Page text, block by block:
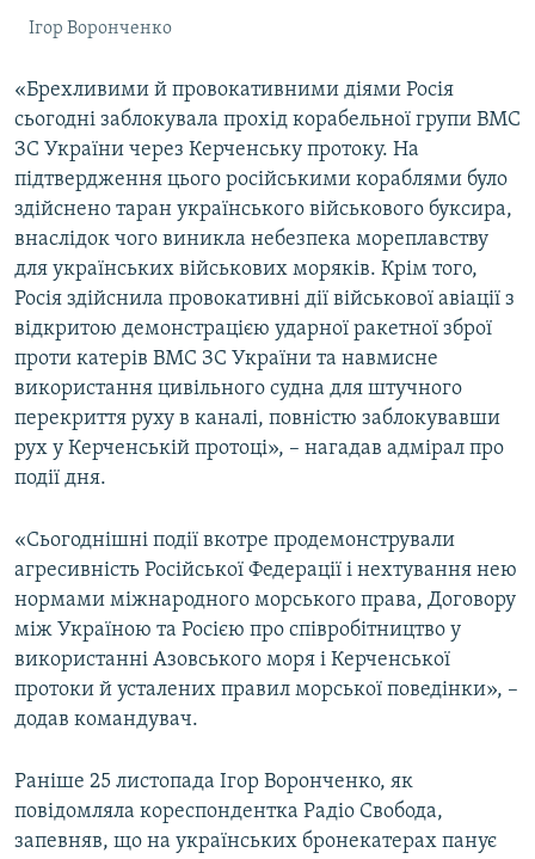
Ігор Воронченко
«Брехливими й провокативними діями Росія
сьогодні заблокувала прохід корабельної групи ВМС
ЗС України через Керченську протоку. На
підтвердження цього російськими кораблями було
здійснено таран українського військового буксира,
внаслідок чого виникла небезпека мореплавству
для українських військових моряків. Крім того,
Росія здійснила провокативні дії військової авіації з
відкритою демонстрацією ударної ракетної зброї
проти катерів ВМС ЗС України та навмисне
використання цивільного судна для штучного
перекриття руху в каналі, повністю заблокувавши
рух у Керченській протоці», – нагадав адмірал про
події дня.
«Сьогоднішні події вкотре продемонстрували
агресивність Російської Федерації і нехтування нею
нормами міжнародного морського права, Договору
між Україною та Росією про співробітництво у
використанні Азовського моря і Керченської
протоки й усталених правил морської поведінки», –
додав командувач.
Раніше 25 листопада Ігор Воронченко, як
повідомляла кореспондентка Радіо Свобода,
запевняв, що на українських бронекатерах панує